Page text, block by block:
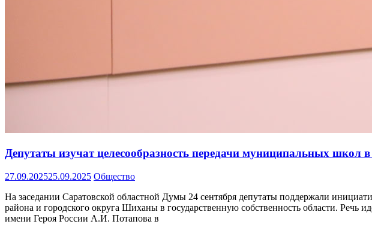
Депутаты изучат целесообразность передачи муниципальных школ
27.09.202525.09.2025 Общество
На заседании Саратовской областной Думы 24 сентября депутаты поддержали
района и городского округа Шиханы в государственную собственность области.
имени Героя России А.И. Потапова в